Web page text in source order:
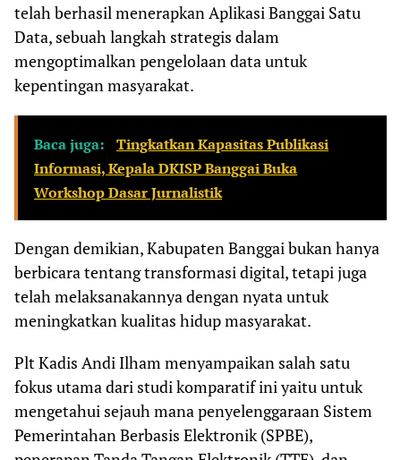
telah berhasil menerapkan Aplikasi Banggai Satu
Data, sebuah langkah strategis dalam
mengoptimalkan pengelolaan data untuk
kepentingan masyarakat.
Baca juga:
Tingkatkan Kapasitas Publikasi
Informasi, Kepala DKISP Banggai Buka
Workshop Dasar Jurnalistik
Dengan demikian, Kabupaten Banggai bukan hanya
berbicara tentang transformasi digital, tetapi juga
telah melaksanakannya dengan nyata untuk
meningkatkan kualitas hidup masyarakat.
Plt Kadis Andi Ilham menyampaikan salah satu
fokus utama dari studi komparatif ini yaitu untuk
mengetahui sejauh mana penyelenggaraan Sistem
Pemerintahan Berbasis Elektronik (SPBE),